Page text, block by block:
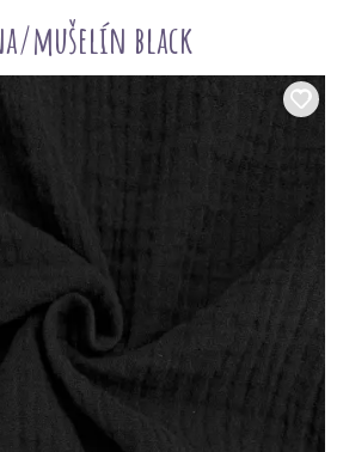
mušelín black